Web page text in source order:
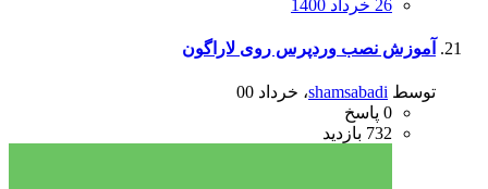
26 خرداد 1400
آموزش نصب وردپرس روی لاراگون
توسط shamsabadi، خرداد 00
0 پاسخ
732 بازدید